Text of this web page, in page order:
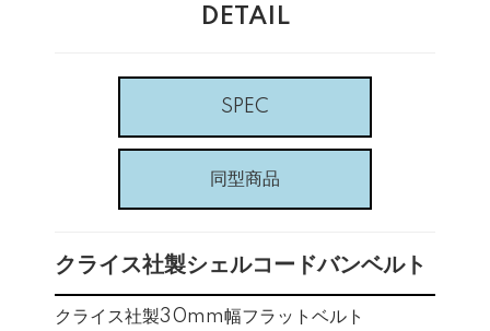
DETAIL
SPEC
同型商品
クライス社製シェルコードバンベルト
クライス社製30mm幅フラットベルト